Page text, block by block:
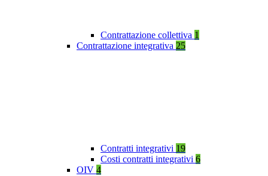
Contrattazione collettiva 1
Contrattazione integrativa 25
Contratti integrativi 19
Costi contratti integrativi 6
OIV 4